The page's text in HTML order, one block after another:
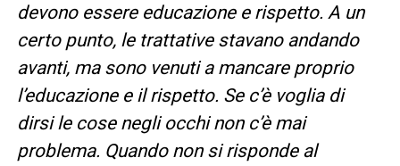
devono essere educazione e rispetto. A un
certo punto, le trattative stavano andando
avanti, ma sono venuti a mancare proprio
l’educazione e il rispetto. Se c’è voglia di
dirsi le cose negli occhi non c’è mai
problema. Quando non si risponde al